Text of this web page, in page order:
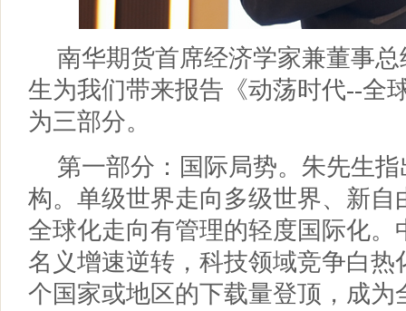
南华期货首席经济学家兼董事
生为我们带来报告《动荡时代--全
为三部分。
第一部分：国际局势。朱先生
构。单级世界走向多级世界、新
全球化走向有管理的轻度国际化
名义增速逆转，科技领域竞争白热
个国家或地区的下载量登顶，成